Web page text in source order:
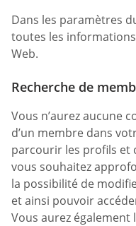
Dans les paramètres
toutes les
Web.
Recherche de
Vous n’aurez aucune
d’un membre dans
parcourir les profils et
vous souhaitez
la possibilité de
et ainsi pouvoir
Vous aurez également